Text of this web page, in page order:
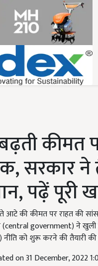
कीमत
सरकार ने
पढ़ें पूरी
आटे की कीमत पर राहत की
government) ने खुली
को शुरू करने की तैयारी की
on 31 December, 2022